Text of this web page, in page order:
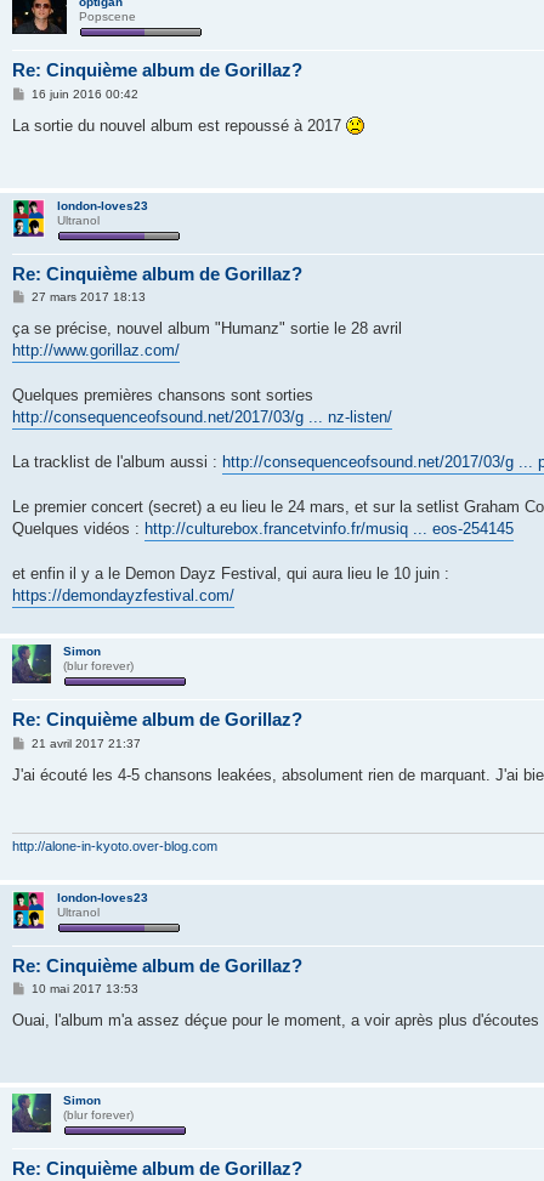
Popscene
Re: Cinquième album de Gorillaz?
M
s
16 juin 2016 00:42
La sortie du nouvel album est repoussé à 2017
london-loves23
Ultranol
Re: Cinquième album de Gorillaz?
M
s
a
27 mars 2017 18:13
ça se précise, nouvel album "Humanz" sortie le 28 avril
http://www.gorillaz.com/
Quelques premières chansons sont sorties
http://consequenceofsound.net/2017/03/g ... nz-listen/
La tracklist de l'album aussi : http://consequenceofsound.net/2017/03/g ...
Le premier concert (secret) a eu lieu le 24 mars, et sur la setlist Graham
Quelques vidéos : http://culturebox.francetvinfo.fr/musiq ... eos-254145
et enfin il y a le Demon Dayz Festival, qui aura lieu le 10 juin :
https://demondayzfestival.com/
Simon
(blur forever)
Re: Cinquième album de Gorillaz?
M
s
21 avril 2017 21:37
J'ai écouté les 4-5 chansons leakées, absolument rien de marquant. J'ai
http://alone-in-kyoto.over-blog.com
london-loves23
Ultranol
Re: Cinquième album de Gorillaz?
M
s
10 mai 2017 13:53
Ouai, l'album m'a assez déçue pour le moment, a voir après plus d'écoutes
Simon
(blur forever)
Re: Cinquième album de Gorillaz?